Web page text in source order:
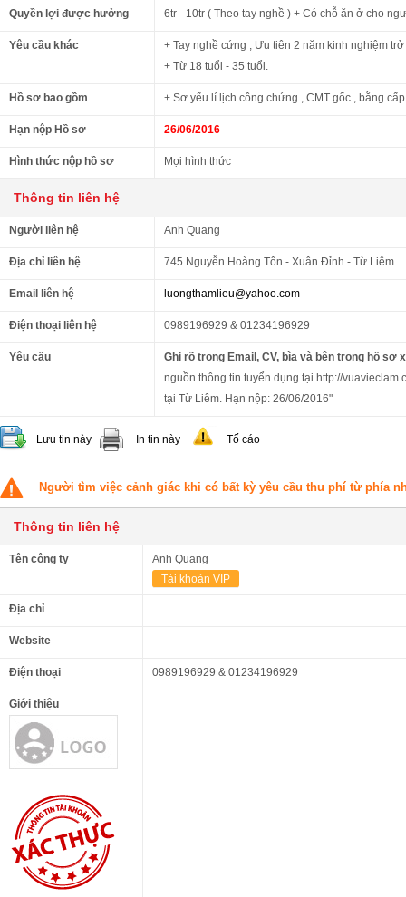
Quyền lợi được hưởng 6tr - 10tr ( Theo tay nghề ) + Có chỗ ăn ở cho
Yêu cầu khác
+ Tay nghề cứng , Ưu tiên 2 năm kinh nghiệm
+ Từ 18 tuổi - 35 tuổi.
Hồ sơ bao gồm + Sơ yếu lí lịch công chứng , CMT gốc , bằng
Hạn nộp Hồ sơ 26/06/2016
Hình thức nộp hồ sơ Mọi hình thức
Thông tin liên hệ
Người liên hệ Anh Quang
Địa chỉ liên hệ 745 Nguyễn Hoàng Tôn - Xuân Đỉnh - Từ Liêm.
Email liên hệ luongthamlieu@yahoo.com
Điện thoại liên hệ 0989196929 & 01234196929
Yêu cầu
Ghi rõ trong Email, CV, bìa và bên trong hồ sơ
nguồn thông tin tuyển dụng tại http://
tại Từ Liêm. Hạn nộp: 26/06/2016"
Lưu tin này In tin này Tố cáo
Người tìm việc cảnh giác khi có bất kỳ yêu cầu thu phí từ phía
Thông tin liên hệ
Tên công ty
Anh Quang
Tài khoản VIP
Địa chỉ
Website
Điện thoại 0989196929 & 01234196929
Giới thiệu